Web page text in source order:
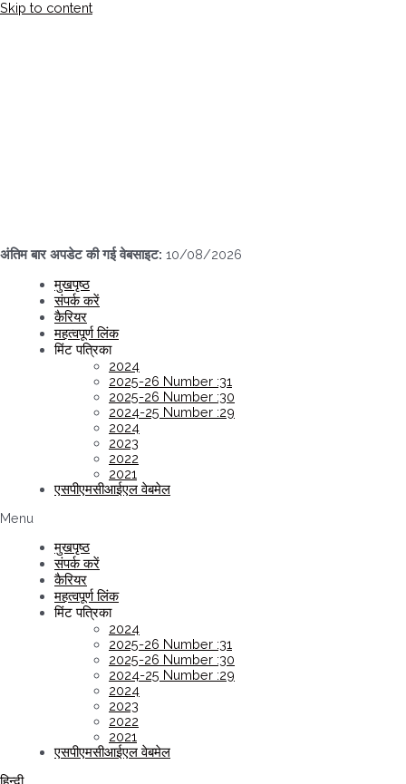
Skip to content
अंतिम बार अपडेट की गई वेबसाइट: 10/08/2026
मुखपृष्ठ
संपर्क करें
कैरियर
महत्वपूर्ण लिंक
मिंट पत्रिका
2024
2025-26 Number :31
2025-26 Number :30
2024-25 Number :29
2024
2023
2022
2021
एसपीएमसीआईएल वेबमेल
Menu
मुखपृष्ठ
संपर्क करें
कैरियर
महत्वपूर्ण लिंक
मिंट पत्रिका
2024
2025-26 Number :31
2025-26 Number :30
2024-25 Number :29
2024
2023
2022
2021
एसपीएमसीआईएल वेबमेल